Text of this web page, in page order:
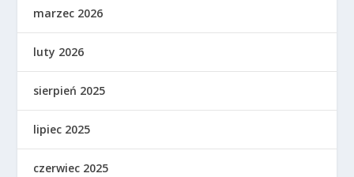
marzec 2026
luty 2026
sierpień 2025
lipiec 2025
czerwiec 2025